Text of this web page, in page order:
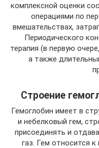
комплексной оценки
операциями по
вмешательствах,
Периодического
терапия (в первую
а также
Строение
Гемоглобин имеет в
и небелковый гем,
присоединять и
газ. Гем относится